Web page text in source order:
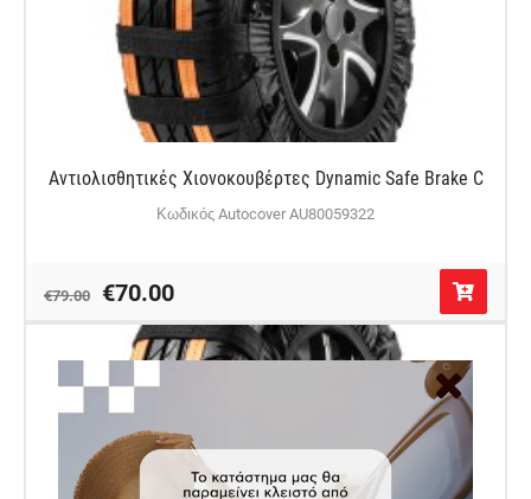
Αντιολισθητικές Χιονοκουβέρτες Dynamic Safe Brake C
Κωδικός Autocover AU80059322
€79.00 €70.00